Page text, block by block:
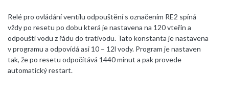
Relé pro ovládání ventilu odpouštění s označením RE2 spíná
vždy po resetu po dobu která je nastavena na 120 vteřin a
odpouští vodu z řádu do trativodu. Tato konstanta je nastavena
v programu a odpovídá asi 10 – 12l vody. Program je nastaven
tak, že po resetu odpočítává 1440 minut a pak provede
automatický restart.